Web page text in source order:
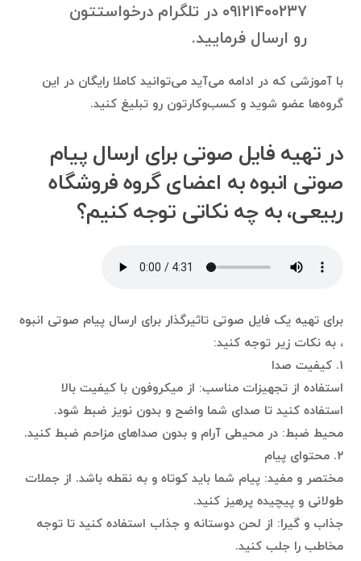
۰۹۱۲۱۴۰۰۲۳۷ در تلگرام درخواستتون
رو ارسال فرمایید.
با آموزشی که در ادامه می‌آید می‌توانید کاملا رایگان در این
گروه‌ها عضو شوید و کسب‌وکارتون رو تبلیغ کنید.
در تهیه فایل صوتی برای ارسال پیام
صوتی انبوه به اعضای گروه فروشگاه
ربیعی، به چه نکاتی توجه کنیم؟
برای تهیه یک فایل صوتی تاثیرگذار برای ارسال پیام صوتی انبوه
، به نکات زیر توجه کنید:
۱. کیفیت صدا
استفاده از تجهیزات مناسب: از میکروفون با کیفیت بالا
استفاده کنید تا صدای شما واضح و بدون نویز ضبط شود.
محیط ضبط: در محیطی آرام و بدون صداهای مزاحم ضبط کنید.
۲. محتوای پیام
مختصر و مفید: پیام شما باید کوتاه و به نقطه باشد. از جملات
طولانی و پیچیده پرهیز کنید.
جذاب و گیرا: از لحن دوستانه و جذاب استفاده کنید تا توجه
مخاطب را جلب کنید.